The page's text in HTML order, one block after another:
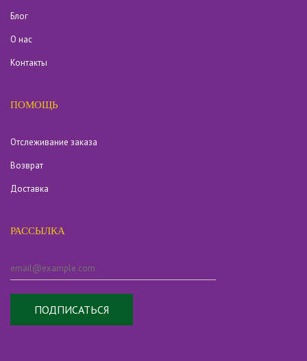
Блог
О нас
Контакты
ПОМОЩЬ
Отслеживание заказа
Возврат
Доставка
РАССЫЛКА
ПОДПИСАТЬСЯ